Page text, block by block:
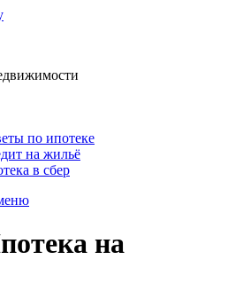
по ипотеке
на жильё
в сбер
на